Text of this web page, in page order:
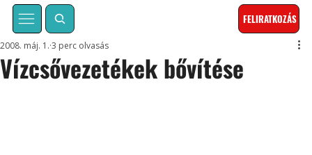
FELIRATKOZÁS
Vízcsővezetékek bővítése
2008. máj. 1. 3 perc olvasás